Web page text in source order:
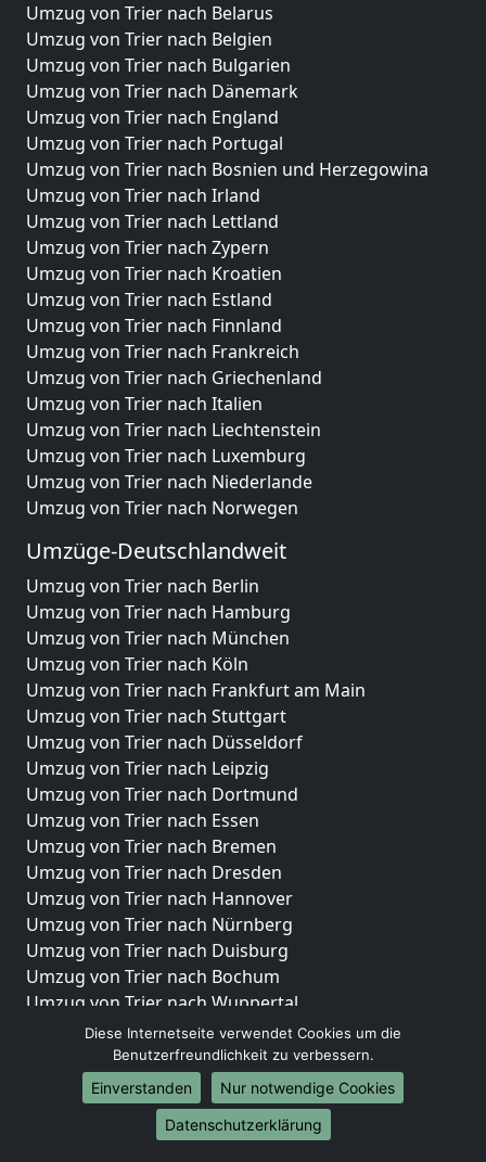
Umzug von Trier nach Belarus
Umzug von Trier nach Belgien
Umzug von Trier nach Bulgarien
Umzug von Trier nach Dänemark
Umzug von Trier nach England
Umzug von Trier nach Portugal
Umzug von Trier nach Bosnien und Herzegowina
Umzug von Trier nach Irland
Umzug von Trier nach Lettland
Umzug von Trier nach Zypern
Umzug von Trier nach Kroatien
Umzug von Trier nach Estland
Umzug von Trier nach Finnland
Umzug von Trier nach Frankreich
Umzug von Trier nach Griechenland
Umzug von Trier nach Italien
Umzug von Trier nach Liechtenstein
Umzug von Trier nach Luxemburg
Umzug von Trier nach Niederlande
Umzug von Trier nach Norwegen
Umzüge-Deutschlandweit
Umzug von Trier nach Berlin
Umzug von Trier nach Hamburg
Umzug von Trier nach München
Umzug von Trier nach Köln
Umzug von Trier nach Frankfurt am Main
Umzug von Trier nach Stuttgart
Umzug von Trier nach Düsseldorf
Umzug von Trier nach Leipzig
Umzug von Trier nach Dortmund
Umzug von Trier nach Essen
Umzug von Trier nach Bremen
Umzug von Trier nach Dresden
Umzug von Trier nach Hannover
Umzug von Trier nach Nürnberg
Umzug von Trier nach Duisburg
Umzug von Trier nach Bochum
Umzug von Trier nach Wuppertal
Umzug von Trier nach Bielefeld
Umzug von Trier nach Bonn
Umzug von Trier nach Münster
Internationale-Umzüge
Diese Internetseite verwendet Cookies um die
Benutzerfreundlichkeit zu verbessern.
Einverstanden
Nur notwendige Cookies
Datenschutzerklärung